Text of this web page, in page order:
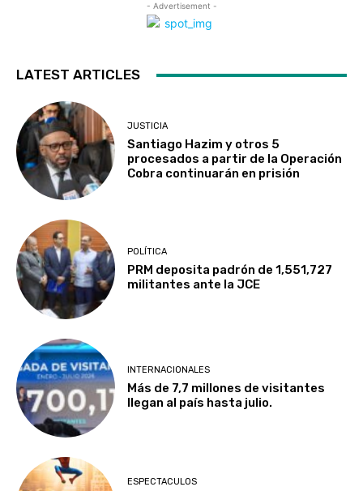
- Advertisement -
LATEST ARTICLES
JUSTICIA
Santiago Hazim y otros 5
procesados a partir de la Operación
Cobra continuarán en prisión
POLÍTICA
PRM deposita padrón de 1,551,727
militantes ante la JCE
INTERNACIONALES
Más de 7,7 millones de visitantes
llegan al país hasta julio.
ESPECTACULOS